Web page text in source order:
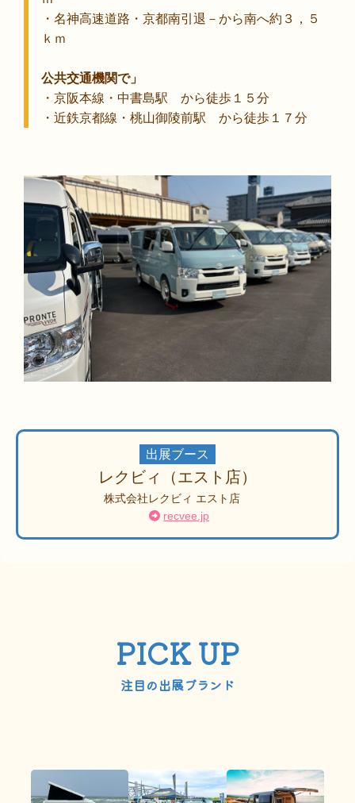
・名神高速道路・京都南引退－から南へ約３，５
ｋｍ
公共交通機関で」
・京阪本線・中書島駅 から徒歩１５分
・近鉄京都線・桃山御陵前駅 から徒歩１７分
出展ブース
レクビィ（エスト店）
株式会社レクビィ エスト店
recvee.jp
PICK UP
注目の出展ブランド